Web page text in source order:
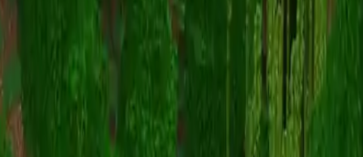
General Discussion